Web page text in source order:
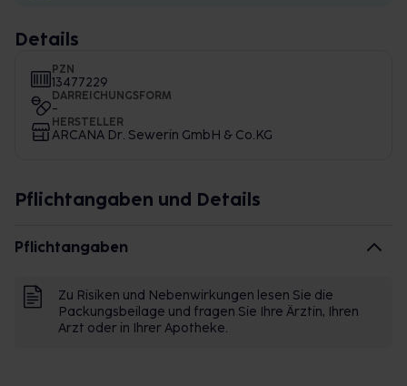
Details
PZN
13477229
DARREICHUNGSFORM
-
HERSTELLER
ARCANA Dr. Sewerin GmbH & Co.KG
Pflichtangaben und Details
Pflichtangaben
Zu Risiken und Nebenwirkungen lesen Sie die
Packungsbeilage und fragen Sie Ihre Ärztin, Ihren
Arzt oder in Ihrer Apotheke.